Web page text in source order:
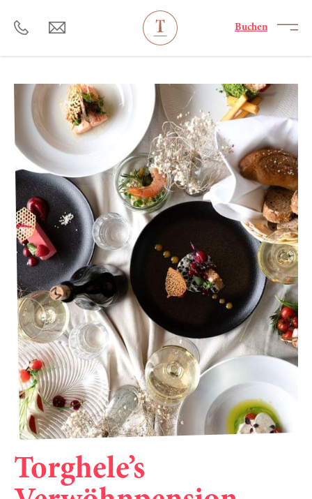
----
----
Buchen
Torghele’s